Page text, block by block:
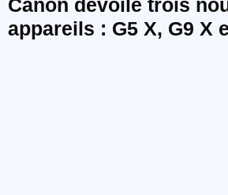
Canon dévoile trois
appareils : G5 X, G9 X